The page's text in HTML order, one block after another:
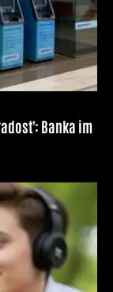
Banka im